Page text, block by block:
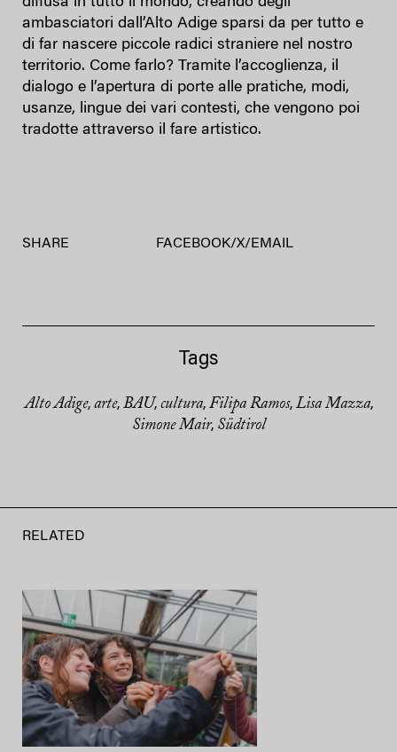
ambasciatori dall’Alto Adige sparsi da per tutto e
di far nascere piccole radici straniere nel nostro
territorio. Come farlo? Tramite l’accoglienza, il
dialogo e l’apertura di porte alle pratiche, modi,
usanze, lingue dei vari contesti, che vengono poi
tradotte attraverso il fare artistico.
SHARE FACEBOOK/X/ EMAIL
Tags
Alto Adige, arte, BAU, cultura, Filipa Ramos, Lisa Mazza,
Simone Mair, Südtirol
RELATED